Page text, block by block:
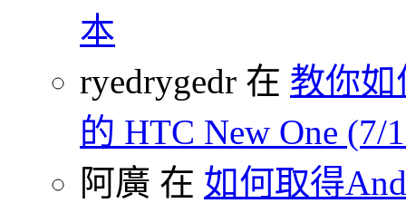
本
ryedrygedr 在 教你如
的 HTC New One (7/
阿廣 在 如何取得